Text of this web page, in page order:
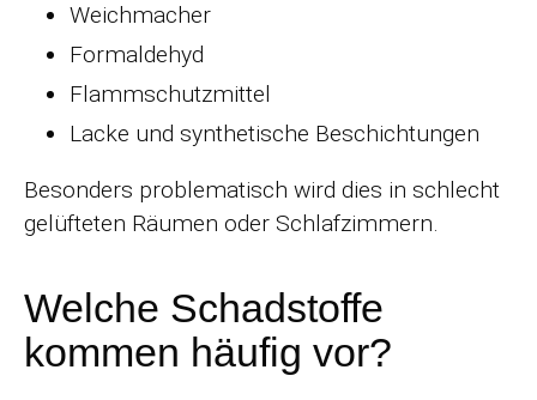
Weichmacher
Formaldehyd
Flammschutzmittel
Lacke und synthetische Beschichtungen
Besonders problematisch wird dies in schlecht
gelüfteten Räumen oder Schlafzimmern.
Welche Schadstoffe
kommen häufig vor?